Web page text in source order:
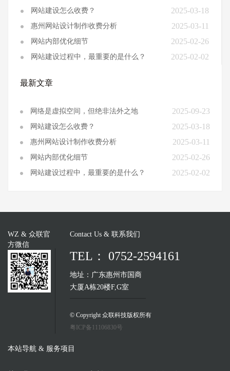
网站建设怎么收费？ 2025-03-18
惠州网站设计制作收费分析 2025-03-11
网站内部优化细节 2025-02-26
网站建设过程中，最重要的是什么？ 2025-02-02
最新文章
网络是虚拟空间，但绝非法外之地 2025-09-23
网站建设怎么收费？ 2025-03-18
惠州网站设计制作收费分析 2025-03-11
网站内部优化细节 2025-02-26
网站建设过程中，最重要的是什么？ 2025-02-02
WZ & 众联官
方微信
Contact Us & 联系我们
TEL： 0752-2594161
地址：广东惠州市国商
大厦A栋20楼F,G室
© Copyright 众联科技版权所有
粤ICP备11106830号
本站导航 & 服务项目